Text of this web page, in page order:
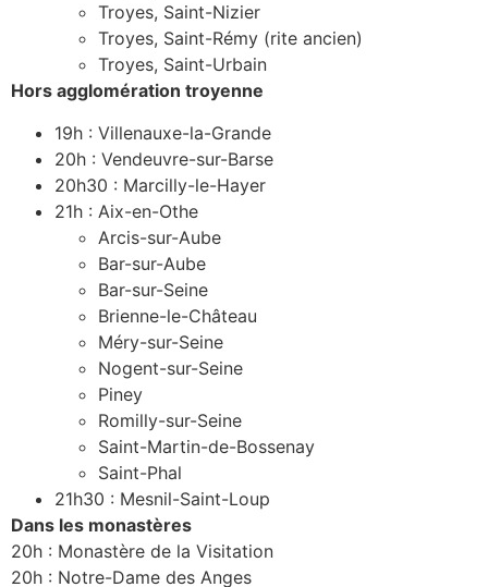
Troyes, Saint-Nizier
Troyes, Saint-Rémy (rite ancien)
Troyes, Saint-Urbain
Hors agglomération troyenne
19h : Villenauxe-la-Grande
20h : Vendeuvre-sur-Barse
20h30 : Marcilly-le-Hayer
21h : Aix-en-Othe
Arcis-sur-Aube
Bar-sur-Aube
Bar-sur-Seine
Brienne-le-Château
Méry-sur-Seine
Nogent-sur-Seine
Piney
Romilly-sur-Seine
Saint-Martin-de-Bossenay
Saint-Phal
21h30 : Mesnil-Saint-Loup
Dans les monastères
20h : Monastère de la Visitation
20h : Notre-Dame des Anges